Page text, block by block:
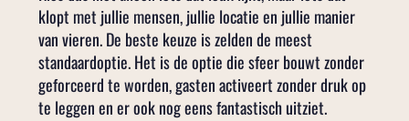
klopt met jullie mensen, jullie locatie en jullie manier
van vieren. De beste keuze is zelden de meest
standaardoptie. Het is de optie die sfeer bouwt zonder
geforceerd te worden, gasten activeert zonder druk op
te leggen en er ook nog eens fantastisch uitziet.